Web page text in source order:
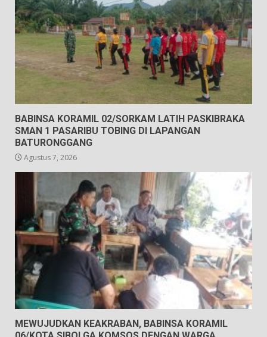
BABINSA KORAMIL 02/SORKAM LATIH PASKIBRAKA
SMAN 1 PASARIBU TOBING DI LAPANGAN
BATURONGGANG
Agustus 7, 2026
MEWUJUDKAN KEAKRABAN, BABINSA KORAMIL